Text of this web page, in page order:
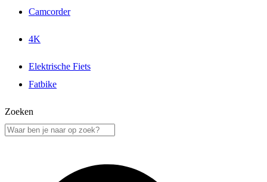
Camcorder
4K
Elektrische Fiets
Fatbike
Zoeken